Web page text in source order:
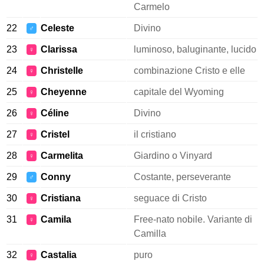
Carmelo
22 ♂ Celeste Divino
23 ♀ Clarissa luminoso, baluginante, lucido
24 ♀ Christelle combinazione Cristo e elle
25 ♀ Cheyenne capitale del Wyoming
26 ♀ Céline Divino
27 ♀ Cristel il cristiano
28 ♀ Carmelita Giardino o Vinyard
29 ♂ Conny Costante, perseverante
30 ♀ Cristiana seguace di Cristo
31 ♀ Camila
Free-nato nobile. Variante di
Camilla
32 ♀ Castalia puro